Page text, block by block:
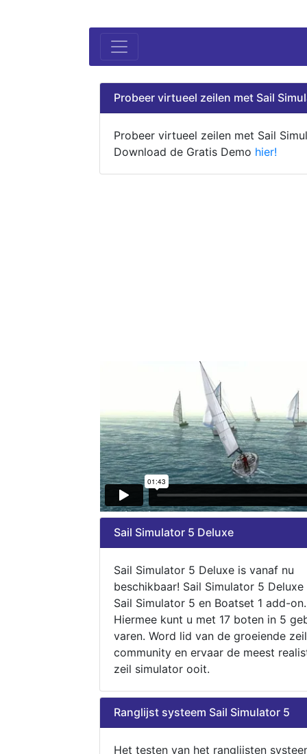
Probeer virtueel zeilen met Sail
Probeer virtueel zeilen met Sail
Download de Gratis Demo hier!
Sail Simulator 5 Deluxe
Sail Simulator 5 Deluxe is vanaf nu
beschikbaar! Sail Simulator 5
Sail Simulator 5 en Boatset 1 add-on.
Hiermee kunt u met 17 boten in 5
varen. Word lid van de groeiende zeil
community en ervaar de meest
zeil simulator ooit.
Ranglijst systeem Sail Simulator 5
Het testen van het ranglijsten